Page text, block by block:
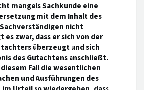
mangels Sachkunde eine
mit dem Inhalt des
nicht
es zwar, dass er sich von der
überzeugt und sich
des Gutachtens anschließt.
Fall die wesentlichen
und Ausführungen des